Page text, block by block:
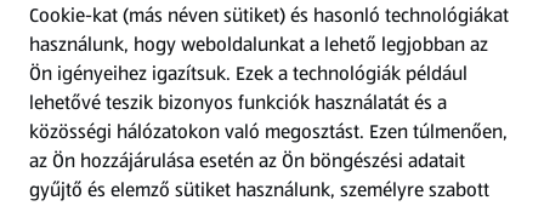
Kérdőív
Fizetési lehetőségek
ALDI utalványok
Cookie-kat (más néven sütiket) és hasonló technológiákat
használunk, hogy weboldalunkat a lehető legjobban az
Ön igényeihez igazítsuk. Ezek a technológiák például
lehetővé teszik bizonyos funkciók használatát és a
közösségi hálózatokon való megosztást. Ezen túlmenően,
az Ön hozzájárulása esetén az Ön böngészési adatait
gyűjtő és elemző sütiket használunk, személyre szabott